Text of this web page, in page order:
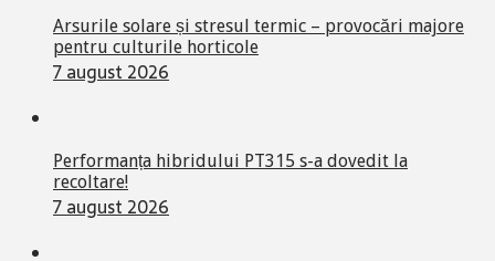
Arsurile solare și stresul termic – provocări majore
pentru culturile horticole
7 august 2026
Performanța hibridului PT315 s-a dovedit la
recoltare!
7 august 2026